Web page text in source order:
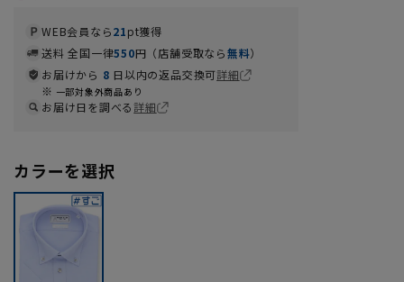
WEB会員なら21pt獲得
送料 全国一律550円（店舗受取なら無料）
お届けから 8 日以内の返品交換可詳細
一部対象外商品あり
お届け日を調べる詳細
カラーを選択